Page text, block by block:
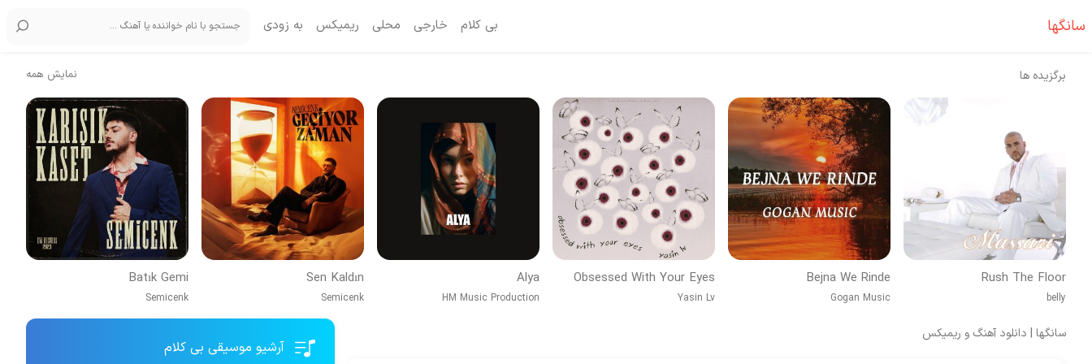
سانگها بی کلام خارجی محلی ریمیکس به زودی
برگزیده ها نمایش همه
Rush The Floor
belly
Bejna We Rinde
Gogan Music
Obsessed With Your Eyes
Yasin Lv
Alya
HM Music Production
Sen Kaldın
Semicenk
Batık Gemi
Semicenk
سانگها | دانلود آهنگ و ریمیکس
آرشیو موسیقی بی کلام